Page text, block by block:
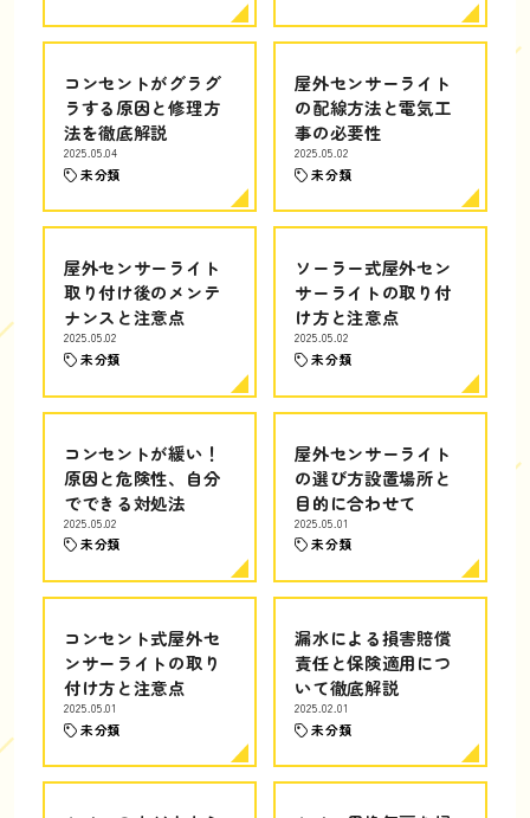
コンセントがグラグ
ラする原因と修理方
法を徹底解説
2025.05.04
未分類
屋外センサーライト
の配線方法と電気工
事の必要性
2025.05.02
未分類
屋外センサーライト
取り付け後のメンテ
ナンスと注意点
2025.05.02
未分類
ソーラー式屋外セン
サーライトの取り付
け方と注意点
2025.05.02
未分類
コンセントが緩い！
原因と危険性、自分
でできる対処法
2025.05.02
未分類
屋外センサーライト
の選び方設置場所と
目的に合わせて
2025.05.01
未分類
コンセント式屋外セ
ンサーライトの取り
付け方と注意点
2025.05.01
未分類
漏水による損害賠償
責任と保険適用につ
いて徹底解説
2025.02.01
未分類